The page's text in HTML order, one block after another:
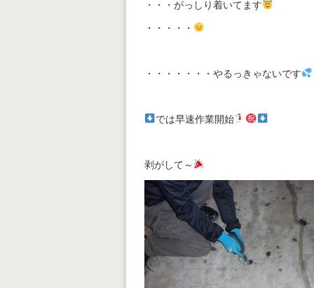
・・・がっしり着いてます
・・・・・
・・・・・・・やるっきゃないです
では早速作業開始
剥がして～